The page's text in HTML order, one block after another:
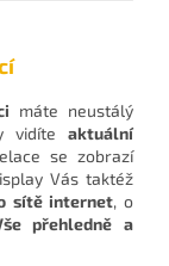
máte neustálý
vidíte aktuální
se zobrazí
Vás taktéž
sítě internet, o
přehledně a